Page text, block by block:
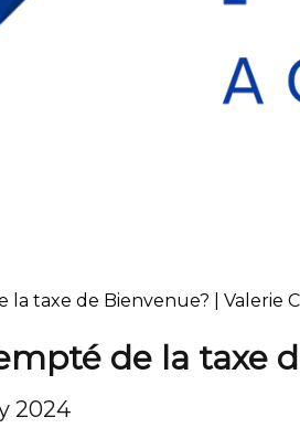
taxe de Bienvenue? | Valerie
de la taxe
2024